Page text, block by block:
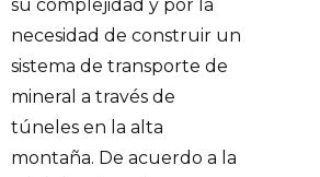
su complejidad y por la
necesidad de construir un
sistema de transporte de
mineral a través de
túneles en la alta
montaña. De acuerdo a la